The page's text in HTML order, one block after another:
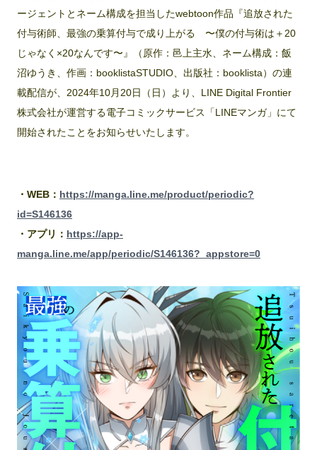
ージェントとネーム構成を担当したwebtoon作品『追放された
付与術師、最強の乗算付与で成り上がる 〜僕の付与術は＋20
じゃなく×20なんです〜』（原作：邑上主水、ネーム構成：飯
沼ゆうき、作画：booklistaSTUDIO、出版社：booklista）の連
載配信が、2024年10月20日（日）より、LINE Digital Frontier
株式会社が運営する電子コミックサービス「LINEマンガ」にて
開始されたことをお知らせいたします。
・WEB： https://manga.line.me/product/periodic?
id=S146136
・アプリ： https://app-
manga.line.me/app/periodic/S146136?_appstore=0